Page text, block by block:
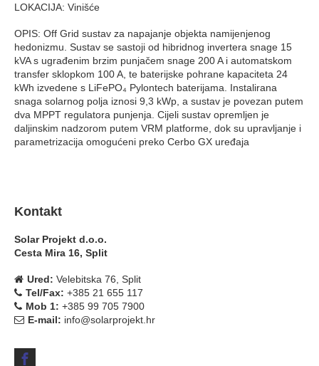
LOKACIJA: Vinišće
OPIS: Off Grid sustav za napajanje objekta namijenjenog
hedonizmu. Sustav se sastoji od hibridnog invertera snage 15
kVA s ugrađenim brzim punjačem snage 200 A i automatskom
transfer sklopkom 100 A, te baterijske pohrane kapaciteta 24
kWh izvedene s LiFePO₄ Pylontech baterijama. Instalirana
snaga solarnog polja iznosi 9,3 kWp, a sustav je povezan putem
dva MPPT regulatora punjenja. Cijeli sustav opremljen je
daljinskim nadzorom putem VRM platforme, dok su upravljanje i
parametrizacija omogućeni preko Cerbo GX uređaja
Kontakt
Solar Projekt d.o.o.
Cesta Mira 16, Split
Ured: Velebitska 76, Split
Tel/Fax: +385 21 655 117
Mob 1: +385 99 705 7900
E-mail: info@solarprojekt.hr